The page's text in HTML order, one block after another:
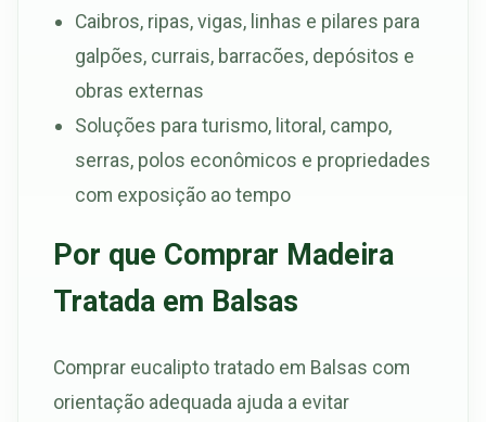
Caibros, ripas, vigas, linhas e pilares para
galpões, currais, barracões, depósitos e
obras externas
Soluções para turismo, litoral, campo,
serras, polos econômicos e propriedades
com exposição ao tempo
Por que Comprar Madeira
Tratada em Balsas
Comprar eucalipto tratado em Balsas com
orientação adequada ajuda a evitar